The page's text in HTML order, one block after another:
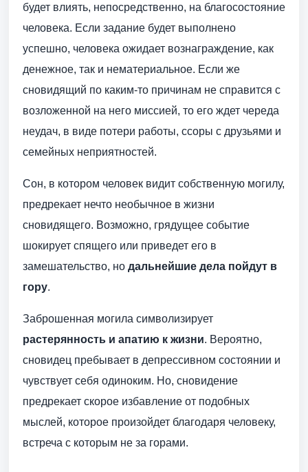
будет влиять, непосредственно, на благосостояние
человека. Если задание будет выполнено
успешно, человека ожидает вознаграждение, как
денежное, так и нематериальное. Если же
сновидящий по каким-то причинам не справится с
возложенной на него миссией, то его ждет череда
неудач, в виде потери работы, ссоры с друзьями и
семейных неприятностей.
Сон, в котором человек видит собственную могилу,
предрекает нечто необычное в жизни
сновидящего. Возможно, грядущее событие
шокирует спящего или приведет его в
замешательство, но дальнейшие дела пойдут в
гору.
Заброшенная могила символизирует
растерянность и апатию к жизни. Вероятно,
сновидец пребывает в депрессивном состоянии и
чувствует себя одиноким. Но, сновидение
предрекает скорое избавление от подобных
мыслей, которое произойдет благодаря человеку,
встреча с которым не за горами.